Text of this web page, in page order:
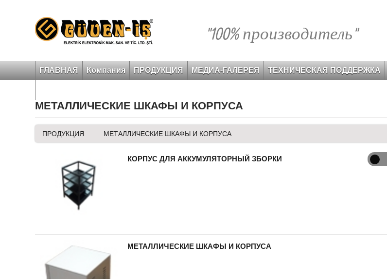
"100% производитель"
ГЛАВНАЯ Компания ПРОДУКЦИЯ МЕДИА-ГАЛЕРЕЯ ТЕХНИЧЕСКАЯ ПОДДЕРЖКА
МЕТАЛЛИЧЕСКИЕ ШКАФЫ И КОРПУСА
ПРОДУКЦИЯ МЕТАЛЛИЧЕСКИЕ ШКАФЫ И КОРПУСА
КОРПУС ДЛЯ АККУМУЛЯТОРНЫЙ ЗБОРКИ
МЕТАЛЛИЧЕСКИЕ ШКАФЫ И КОРПУСА